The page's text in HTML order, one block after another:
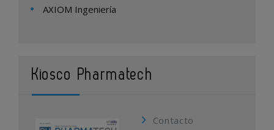
AXIOM Ingeniería
Kiosco Pharmatech
Contacto